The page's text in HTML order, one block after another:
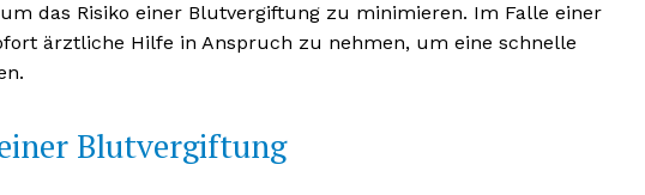
ABONNIEREN
das Risiko einer Blutvergiftung zu minimieren. Im Falle einer
ärztliche Hilfe in Anspruch zu nehmen, um eine schnelle
Blutvergiftung